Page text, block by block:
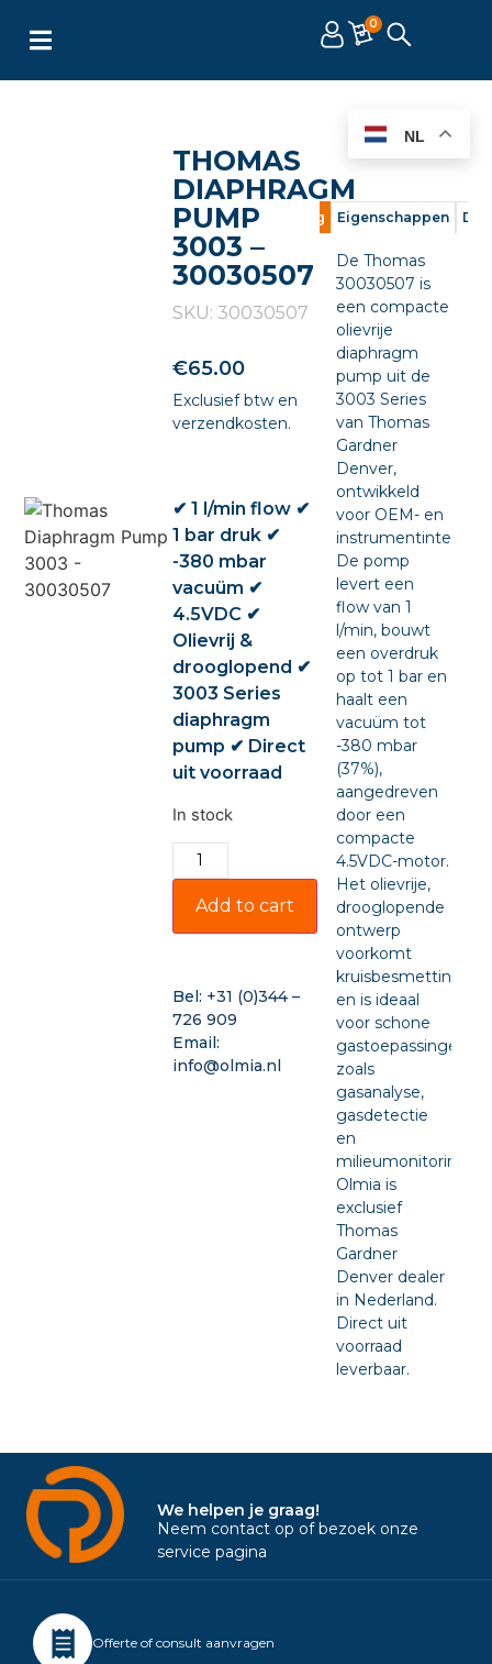
0
THOMAS
DIAPHRAGM
PUMP
3003 –
30030507
SKU: 30030507
€65.00
Exclusief btw en
verzendkosten.
✔ 1 l/min flow ✔
1 bar druk ✔
-380 mbar
vacuüm ✔
4.5VDC ✔
Olievrij &
drooglopend ✔
3003 Series
diaphragm
pump ✔ Direct
uit voorraad
In stock
Add to cart
Bel: +31 (0)344 –
726 909
Email:
info@olmia.nl
Omschrijving Eigenschappen
De Thomas
30030507 is
een compacte
olievrije
diaphragm
pump uit de
3003 Series
van Thomas
Gardner
Denver,
ontwikkeld
voor OEM- en
De pomp
levert een
flow van 1
l/min, bouwt
een overdruk
op tot 1 bar en
haalt een
vacuüm tot
-380 mbar
(37%),
aangedreven
door een
compacte
4.5VDC-motor.
Het olievrije,
drooglopende
ontwerp
voorkomt
kruisbesmetting
en is ideaal
voor schone
gastoepassingen
zoals
gasanalyse,
gasdetectie
en
milieumonitoring.
Olmia is
exclusief
Thomas
Gardner
Denver dealer
in Nederland.
Direct uit
voorraad
leverbaar.
We helpen je graag!
Neem contact op of bezoek onze
service pagina
Offerte of consult aanvragen
NL